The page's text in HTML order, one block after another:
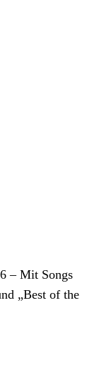
– Mit Songs
„Best of the